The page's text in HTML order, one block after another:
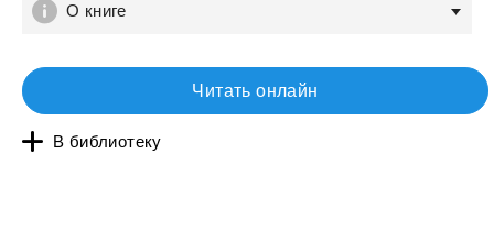
О книге
Читать онлайн
В библиотеку